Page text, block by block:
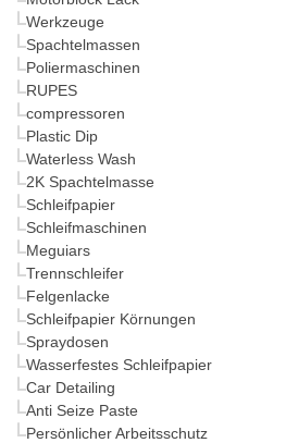
Werkzeuge
Spachtelmassen
Poliermaschinen
RUPES
compressoren
Plastic Dip
Waterless Wash
2K Spachtelmasse
Schleifpapier
Schleifmaschinen
Meguiars
Trennschleifer
Felgenlacke
Schleifpapier Körnungen
Spraydosen
Wasserfestes Schleifpapier
Car Detailing
Anti Seize Paste
Persönlicher Arbeitsschutz